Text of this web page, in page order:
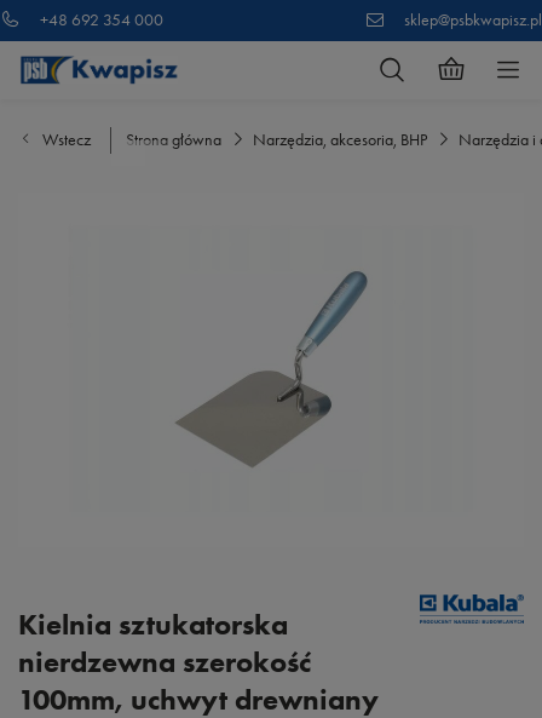
+48 692 354 000 sklep@psbkwapisz.pl
Wstecz Strona główna Narzędzia, akcesoria, BHP Narzędzia i
Kielnia sztukatorska
nierdzewna szerokość
100mm, uchwyt drewniany